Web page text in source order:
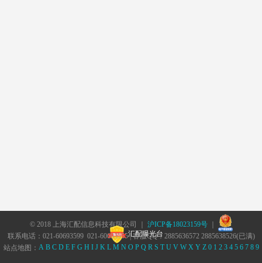
© 2018 上海汇配信息科技有限公司 ｜ 沪ICP备18023159号｜
汇配曝光台
联系电话：021-60693599 021-60693555 | 客服QQ：2885636572 2885638526(已满)
站点地图： A B C D E F G H I J K L M N O P Q R S T U V W X Y Z 0 1 2 3 4 5 6 7 8 9